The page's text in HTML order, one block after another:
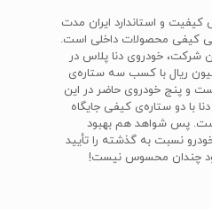
و استاندارد ایران مدت
کیفی محصولات داخلی است.
شهریورماه 1396 این شرکت، خودروی دنا پلاس در
250 تا 500 میلیون ریال با کسب سه ستاره‌ی
و پنج خودروی حاضر در این
با دو ستاره‌ی کیفی جایگاه
است. پس شواهد هم بهبود
نسبت به گذشته را تأیید
چندان محسوس نیست!